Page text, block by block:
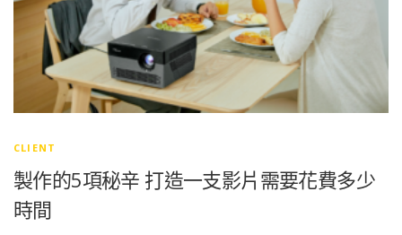
CLIENT
製作的5項秘辛 打造一支影片需要花費多少
時間